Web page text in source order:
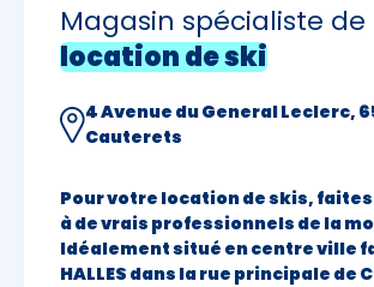
Magasin spécialiste de
location de ski
4 Avenue du General Leclerc,
Cauterets
Pour votre location de skis,
à de vrais professionnels de la
Idéalement situé en centre ville
HALLES dans la rue principale de